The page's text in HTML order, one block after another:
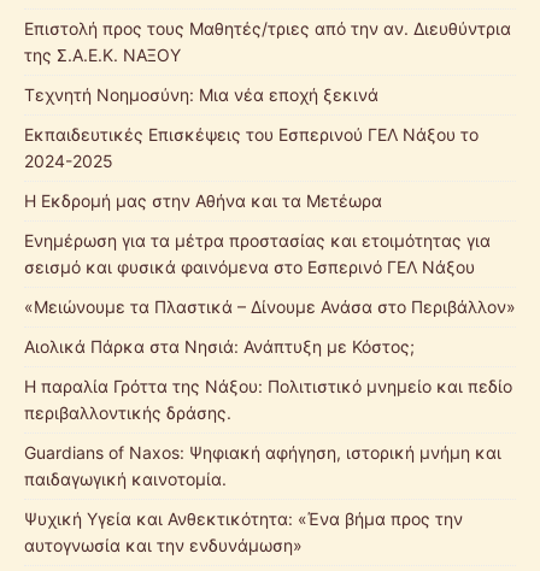
Επιστολή προς τους Μαθητές/τριες από την αν. Διευθύντρια
της Σ.Α.Ε.Κ. ΝΑΞΟΥ
Τεχνητή Νοημοσύνη: Μια νέα εποχή ξεκινά
Εκπαιδευτικές Επισκέψεις του Εσπερινού ΓΕΛ Νάξου το
2024-2025
Η Εκδρομή μας στην Αθήνα και τα Μετέωρα
Ενημέρωση για τα μέτρα προστασίας και ετοιμότητας για
σεισμό και φυσικά φαινόμενα στο Εσπερινό ΓΕΛ Νάξου
«Μειώνουμε τα Πλαστικά – Δίνουμε Ανάσα στο Περιβάλλον»
Αιολικά Πάρκα στα Νησιά: Ανάπτυξη με Κόστος;
Η παραλία Γρόττα της Νάξου: Πολιτιστικό μνημείο και πεδίο
περιβαλλοντικής δράσης.
Guardians of Naxos: Ψηφιακή αφήγηση, ιστορική μνήμη και
παιδαγωγική καινοτομία.
Ψυχική Υγεία και Ανθεκτικότητα: «Ένα βήμα προς την
αυτογνωσία και την ενδυνάμωση»